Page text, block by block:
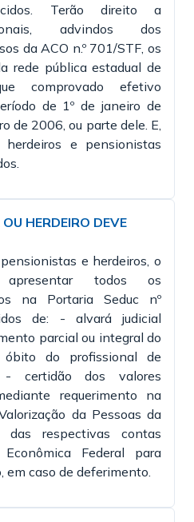
Terão direito a
advindos dos
da ACO n.º 701/STF, os
rede pública estadual de
comprovado efetivo
de 1º de janeiro de
de 2006, ou parte dele. E,
e pensionistas
HERDEIRO DEVE
e herdeiros, o
apresentar todos os
na Portaria Seduc nº
de: - alvará judicial
parcial ou integral do
do profissional de
- certidão dos valores
requerimento na
da Pessoas da
das respectivas contas
Federal para
em caso de deferimento.